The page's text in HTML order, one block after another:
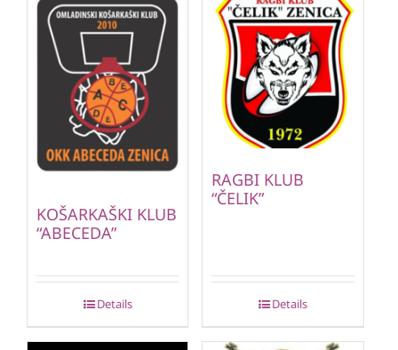
KOŠARKAŠKI KLUB
“ABECEDA”
Details
RAGBI KLUB
“ČELIK”
Details